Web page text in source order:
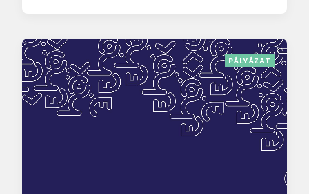
PÁLYÁZAT